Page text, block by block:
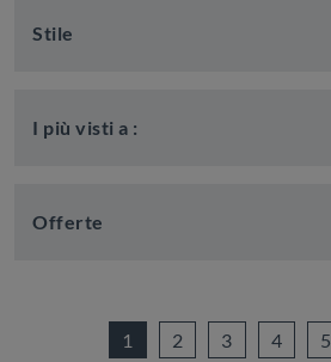
Stile
I più visti a :
Offerte
1 2 3 4 5